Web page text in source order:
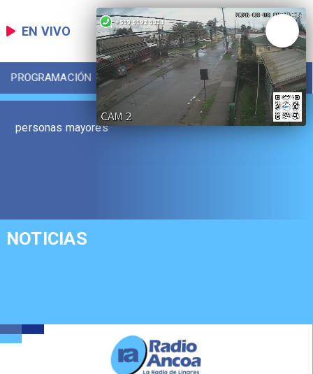
EN VIVO
PROGRAMACIÓN LOCAL DEPORTES
personas mayores
NOTICIAS